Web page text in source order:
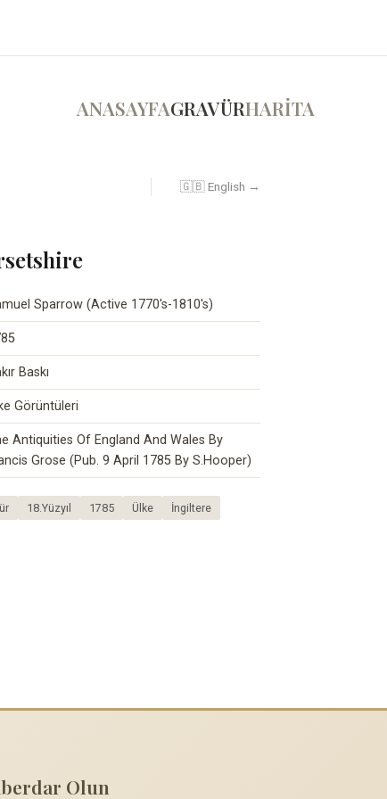
ANASAYFAGRAVÜRHARİTA
🇬🇧 English →
Sparrow (Active 1770's-1810's)
Baskı
Görüntüleri
Antiquities Of England And Wales By
Grose (Pub. 9 April 1785 By S.Hooper)
18.Yüzyıl 1785 Ülke
İngiltere
Olun